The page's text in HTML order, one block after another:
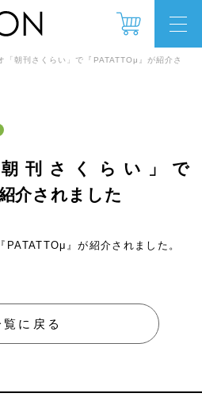
「朝刊さくらい」で『PATATTOμ』が紹介さ
刊さくらい」で
介されました
PATATTOμ』が紹介されました。
覧に戻る